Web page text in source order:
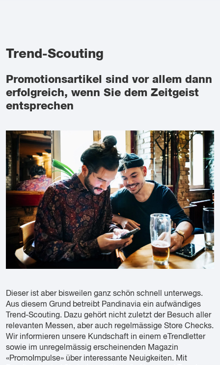
Trend-Scouting
Promotionsartikel sind vor allem dann
erfolgreich, wenn Sie dem Zeitgeist
entsprechen
Dieser ist aber bisweilen ganz schön schnell unterwegs.
Aus diesem Grund betreibt Pandinavia ein aufwändiges
Trend-Scouting. Dazu gehört nicht zuletzt der Besuch aller
relevanten Messen, aber auch regelmässige Store Checks.
Wir informieren unsere Kundschaft in einem eTrendletter
sowie im unregelmässig erscheinenden Magazin
«PromoImpulse» über interessante Neuigkeiten. Mit